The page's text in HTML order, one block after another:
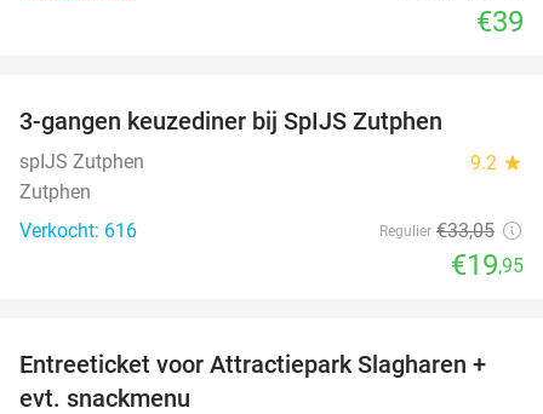
€39
3-gangen keuzediner bij SpIJS Zutphen
spIJS Zutphen 9.2 star
Zutphen
Verkocht: 616
Regulier €33,05
€19,95
41%
Entreeticket voor Attractiepark Slagharen +
evt. snackmenu